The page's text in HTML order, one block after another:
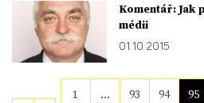
Komentář: Jak
médii
01. 10. 2015
1 … 93 94 95